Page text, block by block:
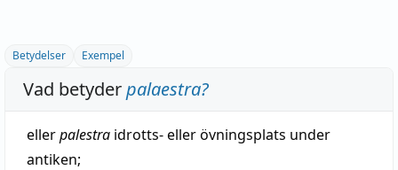
Betydelser Exempel
Vad betyderpalaestra?
ellerpalestra idrotts- eller övningsplats under
antiken;